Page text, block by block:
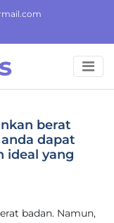
berat
dapat
ideal yang
badan. Namun,